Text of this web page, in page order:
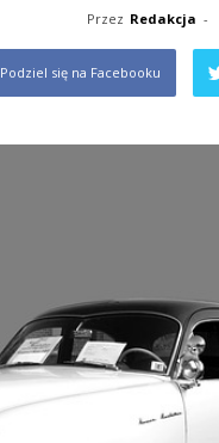
Przez Redakcja -
Podziel się na Facebooku